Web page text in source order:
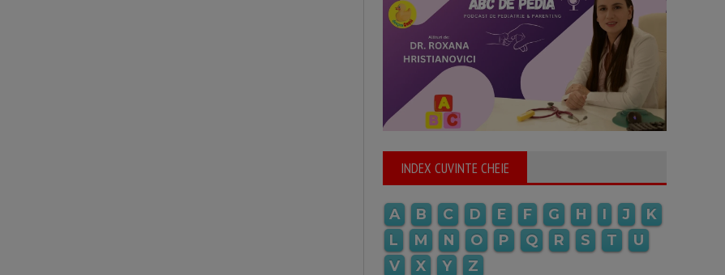
INDEX CUVINTE CHEIE
A B C D E F G H I J
K
L
M N O P Q R S T
U
V
X Y Z